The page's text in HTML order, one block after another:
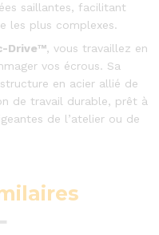
saillantes, facilitant
les plus complexes.
Drive™, vous travaillez en
vos écrous. Sa
en acier allié de
de travail durable, prêt à
de l’atelier ou de